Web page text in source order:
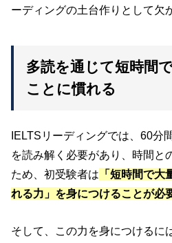
ーディングの土台作りとして欠
多読を通じて短時間
ことに慣れる
IELTSリーディングでは、60分
を読み解く必要があり、時間と
ため、初受験者は 「短時間で
れる力」を身につけることが必
そして、この力を身につけるに